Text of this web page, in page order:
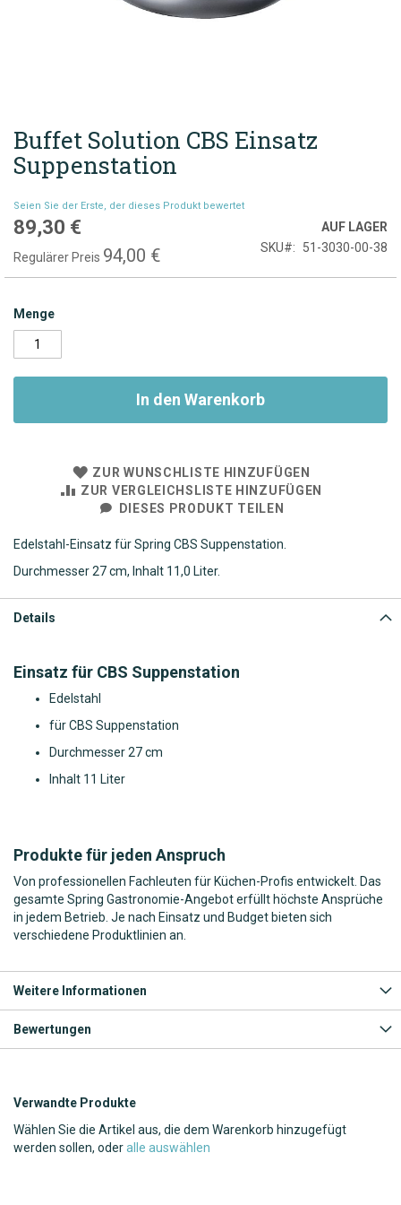
Zum
Anfang
der
springen
Buffet Solution CBS Einsatz
Suppenstation
Seien Sie der Erste, der dieses Produkt bewertet
Sonderpreis
89,30 €
Regulärer Preis 94,00 €
AUF LAGER
SKU
51-3030-00-38
Menge
In den Warenkorb
ZUR WUNSCHLISTE HINZUFÜGEN
ZUR VERGLEICHSLISTE HINZUFÜGEN
DIESES PRODUKT TEILEN
Edelstahl-Einsatz für Spring CBS Suppenstation.
Durchmesser 27 cm, Inhalt 11,0 Liter.
Details
Einsatz für CBS Suppenstation
Edelstahl
für CBS Suppenstation
Durchmesser 27 cm
Inhalt 11 Liter
Produkte für jeden Anspruch
Von professionellen Fachleuten für Küchen-Profis entwickelt. Das
gesamte Spring Gastronomie-Angebot erfüllt höchste Ansprüche
in jedem Betrieb. Je nach Einsatz und Budget bieten sich
verschiedene Produktlinien an.
Weitere Informationen
Bewertungen
Verwandte Produkte
Wählen Sie die Artikel aus, die dem Warenkorb hinzugefügt
werden sollen, oderalle auswählen